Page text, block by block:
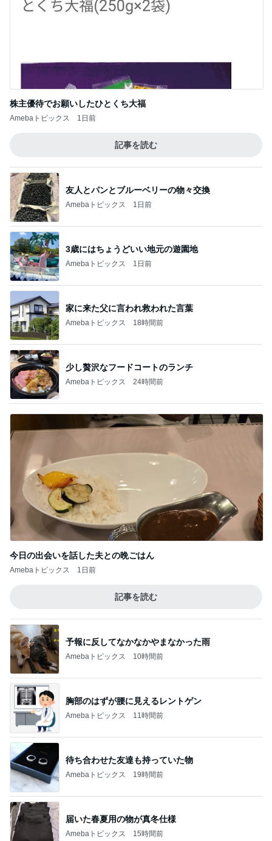
株主優待でお願いしたひとくち大福
Amebaトピックス 1日前
記事を読む
友人とパンとブルーベリーの物々交換
Amebaトピックス 1日前
3歳にはちょうどいい地元の遊園地
Amebaトピックス 1日前
家に来た父に言われ救われた言葉
Amebaトピックス 18時間前
少し贅沢なフードコートのランチ
Amebaトピックス 24時間前
今日の出会いを話した夫との晩ごはん
Amebaトピックス 1日前
記事を読む
予報に反してなかなかやまなかった雨
Amebaトピックス 10時間前
胸部のはずが腰に見えるレントゲン
Amebaトピックス 11時間前
待ち合わせた友達も持っていた物
Amebaトピックス 19時間前
届いた春夏用の物が真冬仕様
Amebaトピックス 15時間前